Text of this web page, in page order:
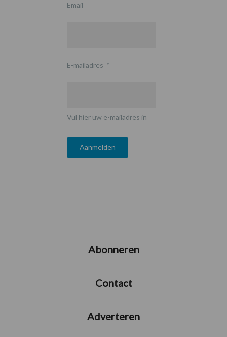
Email
E-mailadres *
Vul hier uw e-mailadres in
Abonneren
Contact
Adverteren